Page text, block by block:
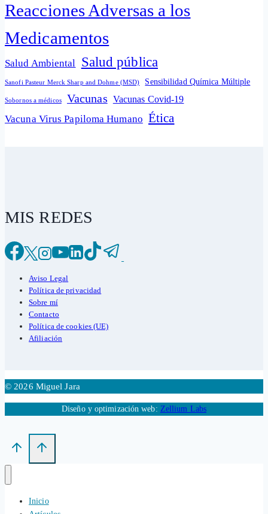
Reacciones Adversas a los
Medicamentos
Salud Ambiental Salud pública
Sanofi Pasteur Merck Sharp and Dohme (MSD) Sensibilidad Química Múltiple
Sobornos a médicos Vacunas Vacunas Covid-19
Vacuna Virus Papiloma Humano Ética
MIS REDES
Aviso Legal
Política de privacidad
Sobre mí
Contacto
Política de cookies (UE)
Afiliación
© 2026 Miguel Jara
Diseño y optimización web: Zellium Labs
Inicio